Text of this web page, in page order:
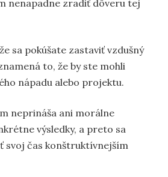
nenapadne zradiť dôveru tej
sa pokúšate zastaviť vzdušný
to, že by ste mohli
nápadu alebo projektu.
neprináša ani morálne
výsledky, a preto sa
svoj čas konštruktívnejším